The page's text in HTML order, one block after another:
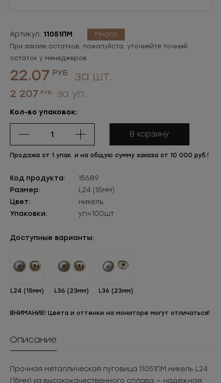
Артикул: 11051ПМ Много
При заказе остатков, пожалуйста, уточняйте точный
остаток у менеджеров.
22.07 РУБ за шт.
2 207 РУБ за уп.
Кол-во упаковок:
В корзину
Продажа от 1 упак. и на общую сумму заказа от 10 000 руб.!
Код продукта:
15689
Размер:
L24 (15мм)
Цвет:
никель
Упаковки:
уп=100шт
Доступные варианты:
L24 (15мм) L36 (23мм) L36 (23мм)
ВНИМАНИЕ! Цвета и оттенки на мониторе могут отличаться!
Описание
Прочная металлическая пуговица 11051ПМ никель L24
(15мм) из высококачественного сплава — надёжная